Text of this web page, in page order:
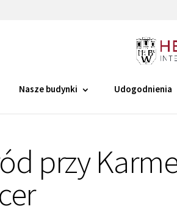
Nasze budynki Udogodnienia
przy